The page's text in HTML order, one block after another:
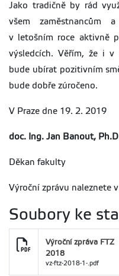
Jako tradičně by rád
všem zaměstnancům
v letošním roce aktivně
výsledcích. Věřím, že i
bude ubírat pozitivním
bude dobře zúročeno.
V Praze dne 19. 2. 2019
doc. Ing. Jan Banout, Ph.
Děkan fakulty
Výroční zprávu naleznete
Soubory ke
Výroční zpráva FTZ
2018
vz-ftz-2018-1-.pdf